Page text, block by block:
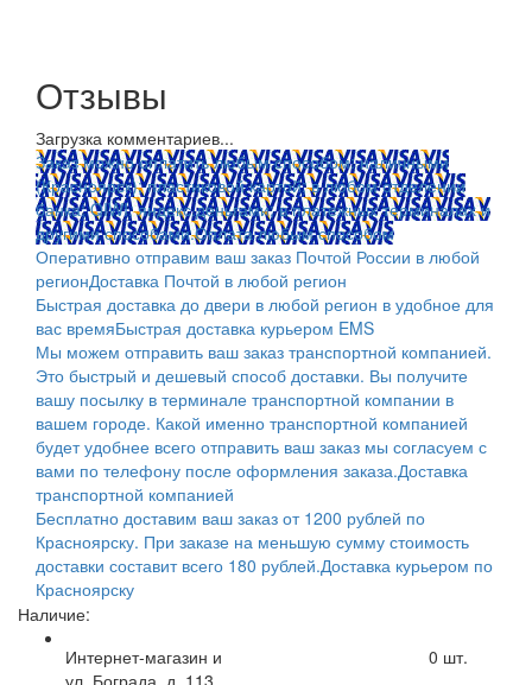
Отзывы
Загрузка комментариев...
Заказ можно оплатить любым способом: наличными
(Красноярск); пластиковой картой; в любом отделении
банка; QIWI, яндекс.деньгами; в платежных терминалах и
другими способами.Оплата любым способом
Оперативно отправим ваш заказ Почтой России в любой
регионДоставка Почтой в любой регион
Быстрая доставка до двери в любой регион в удобное для
вас времяБыстрая доставка курьером EMS
Мы можем отправить ваш заказ транспортной компанией.
Это быстрый и дешевый способ доставки. Вы получите
вашу посылку в терминале транспортной компании в
вашем городе. Какой именно транспортной компанией
будет удобнее всего отправить ваш заказ мы согласуем с
вами по телефону после оформления заказа.Доставка
транспортной компанией
Бесплатно доставим ваш заказ от 1200 рублей по
Красноярску. При заказе на меньшую сумму стоимость
доставки составит всего 180 рублей.Доставка курьером по
Красноярску
Наличие:
Интернет-магазин и
ул. Бограда, д. 113
0 шт.